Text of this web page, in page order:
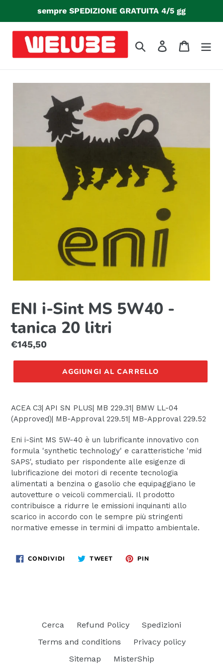
direttamente
contenuti
sempre SPEDIZIONE GRATUITA 4/5 gg
Cerca Accedi Carrello
ENI i-Sint MS 5W40 -
tanica 20 litri
Prezzo
di
€145,50
AGGIUNGI AL CARRELLO
ACEA C3| API SN PLUS| MB 229.31| BMW LL-04
(Approved)| MB-Approval 229.51| MB-Approval 229.52
Eni i-Sint MS 5W-40 è un lubrificante innovativo con
formula 'synthetic technology' e caratteristiche 'mid
SAPS', studiato per rispondente alle esigenze di
lubrificazione dei motori di recente tecnologia
alimentati a benzina o gasolio che equipaggiano le
autovetture o veicoli commerciali. Il prodotto
contribuisce a ridurre le emissioni inquinanti allo
scarico in accordo con le sempre più stringenti
normative emesse in termini di impatto ambientale.
CONDIVIDI CONDIVIDITWEET TWITTAPIN
Cerca Refund Policy
Spedizioni
Terms and conditions
Privacy policy
Sitemap
MisterShip